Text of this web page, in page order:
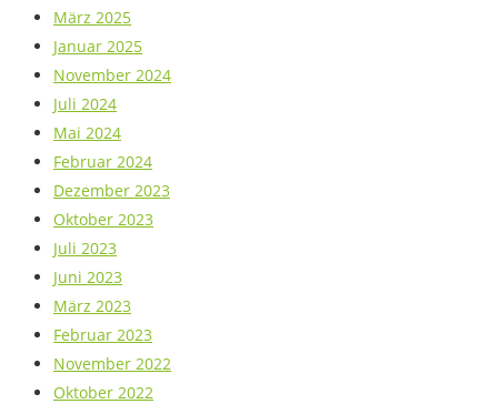
März 2025
Januar 2025
November 2024
Juli 2024
Mai 2024
Februar 2024
Dezember 2023
Oktober 2023
Juli 2023
Juni 2023
März 2023
Februar 2023
November 2022
Oktober 2022